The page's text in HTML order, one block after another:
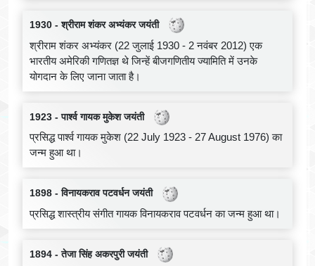
1930 - श्रीराम शंकर अभ्यंकर जयंती
श्रीराम शंकर अभ्यंकर (22 जुलाई 1930 - 2 नवंबर 2012) एक
भारतीय अमेरिकी गणितज्ञ थे जिन्हें बीजगणितीय ज्यामिति में उनके
योगदान के लिए जाना जाता है।
1923 - पार्श्व गायक मुकेश जयंती
प्रसिद्ध पार्श्व गायक मुकेश (22 July 1923 - 27 August 1976) का
जन्म हुआ था।
1898 - विनायकराव पटवर्धन जयंती
प्रसिद्ध शास्त्रीय संगीत गायक विनायकराव पटवर्धन का जन्म हुआ था।
1894 - तेजा सिंह अकरपुरी जयंती